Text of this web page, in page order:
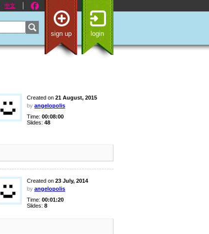
中文
sign up login
Created on 21 August, 2015
by angelopolis
Time: 00:08:00
Slides: 48
Created on 23 July, 2014
by angelopolis
Time: 00:01:20
Slides: 8